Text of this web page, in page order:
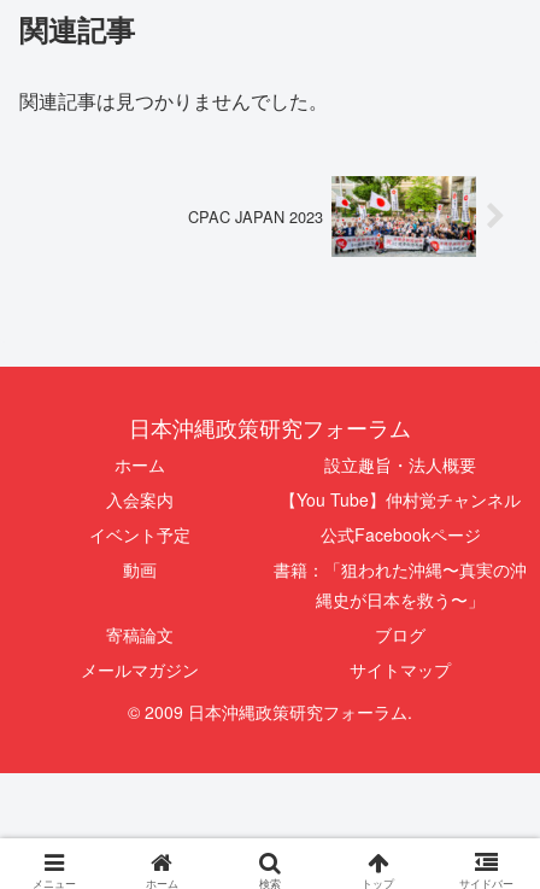
関連記事
関連記事は見つかりませんでした。
CPAC JAPAN 2023
日本沖縄政策研究フォーラム
ホーム
設立趣旨・法人概要
入会案内
【You Tube】仲村覚チャンネル
イベント予定
公式Facebookページ
動画
書籍：「狙われた沖縄〜真実の沖
縄史が日本を救う〜」
寄稿論文
ブログ
メールマガジン
サイトマップ
© 2009 日本沖縄政策研究フォーラム.
メニュー ホーム 検索 トップ サイドバー